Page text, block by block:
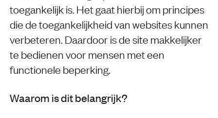
toegankelijk is. Het gaat hierbij om principes
die de toegankelijkheid van websites kunnen
verbeteren. Daardoor is de site makkelijker
te bedienen voor mensen met een
functionele beperking.
Waarom is dit belangrijk?